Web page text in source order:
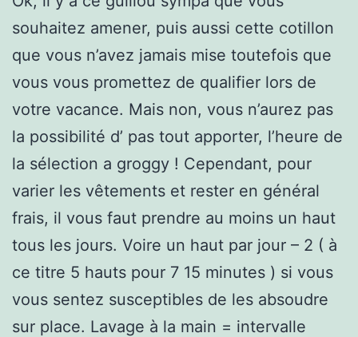
souhaitez amener, puis aussi cette cotillon
que vous n’avez jamais mise toutefois que
vous vous promettez de qualifier lors de
votre vacance. Mais non, vous n’aurez pas
la possibilité d’ pas tout apporter, l’heure de
la sélection a groggy ! Cependant, pour
varier les vêtements et rester en général
frais, il vous faut prendre au moins un haut
tous les jours. Voire un haut par jour – 2 ( à
ce titre 5 hauts pour 7 15 minutes ) si vous
vous sentez susceptibles de les absoudre
sur place. Lavage à la main = intervalle